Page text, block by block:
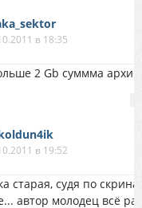
в 18:35
2 Gb суммма
в 19:52
старая, судя по
автор молодец всё